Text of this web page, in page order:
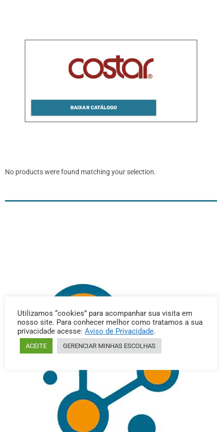
BAIXAR CATÁLOGO
No products were found matching your selection.
Utilizamos “cookies” para acompanhar sua visita em
nosso site. Para conhecer melhor como tratamos a sua
privacidade acesse: Aviso de Privacidade.
ACEITE GERENCIAR MINHAS ESCOLHAS